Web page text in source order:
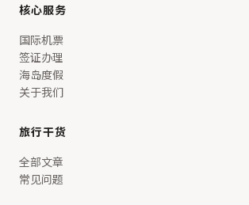
核心服务
国际机票
签证办理
海岛度假
关于我们
旅行干货
全部文章
常见问题